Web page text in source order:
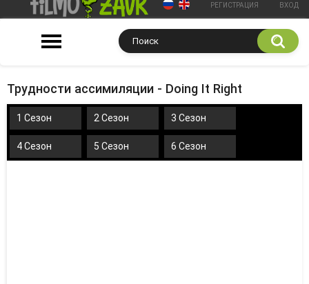
РЕГИСТРАЦИЯ ВХОД
Трудности ассимиляции - Doing It Right
1 Сезон 2 Сезон 3 Сезон
4 Сезон 5 Сезон 6 Сезон